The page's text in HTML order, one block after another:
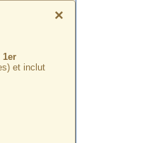
×
1er
et inclut